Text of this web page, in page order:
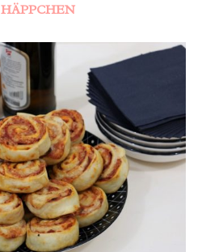
HÄPPCHEN